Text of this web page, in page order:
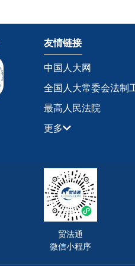
友情链接
中国人大网
全国人大常委会法制
最高人民法院
更多
贸法通
微信小程序